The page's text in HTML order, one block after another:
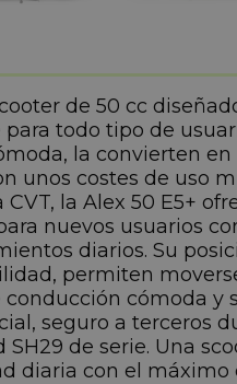
de 50 cc
todo tipo de
la convierten
unos costes de uso
la Alex 50 E5+
nuevos usuarios
diarios. Su
permiten
cómoda y
seguro a terceros
de serie. Una
diaria con el máximo